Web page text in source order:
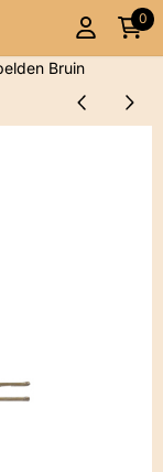
0
Bruin